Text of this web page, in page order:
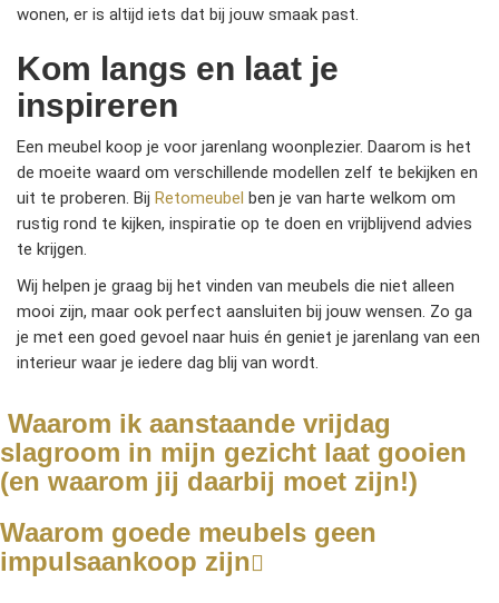
wonen, er is altijd iets dat bij jouw smaak past.
Kom langs en laat je
inspireren
Een meubel koop je voor jarenlang woonplezier. Daarom is het
de moeite waard om verschillende modellen zelf te bekijken en
uit te proberen. Bij Retomeubel ben je van harte welkom om
rustig rond te kijken, inspiratie op te doen en vrijblijvend advies
te krijgen.
Wij helpen je graag bij het vinden van meubels die niet alleen
mooi zijn, maar ook perfect aansluiten bij jouw wensen. Zo ga
je met een goed gevoel naar huis én geniet je jarenlang van een
interieur waar je iedere dag blij van wordt.
Waarom ik aanstaande vrijdag
slagroom in mijn gezicht laat gooien
(en waarom jij daarbij moet zijn!)
Waarom goede meubels geen
impulsaankoop zijn